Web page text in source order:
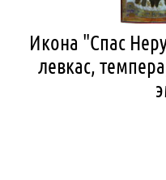
Икона "Спас
левкас,